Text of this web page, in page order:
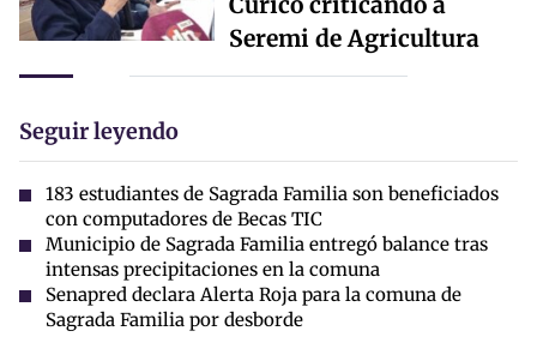
Seremi de Agricultura
Seguir leyendo
183 estudiantes de Sagrada Familia son beneficiados
con computadores de Becas TIC
Municipio de Sagrada Familia entregó balance tras
intensas precipitaciones en la comuna
Senapred declara Alerta Roja para la comuna de
Sagrada Familia por desborde